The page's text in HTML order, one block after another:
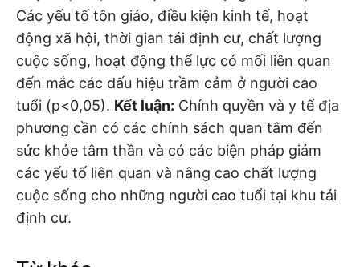
Các yếu tố tôn giáo, điều kiện kinh tế, hoạt
động xã hội, thời gian tái định cư, chất lượng
cuộc sống, hoạt động thể lực có mối liên quan
đến mắc các dấu hiệu trầm cảm ở người cao
tuổi (p<0,05). Kết luận: Chính quyền và y tế địa
phương cần có các chính sách quan tâm đến
sức khỏe tâm thần và có các biện pháp giảm
các yếu tố liên quan và nâng cao chất lượng
cuộc sống cho những người cao tuổi tại khu tái
định cư.